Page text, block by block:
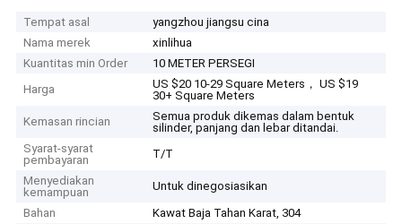
Tempat asal
yangzhou jiangsu cina
Nama merek
xinlihua
Kuantitas min Order
10 METER PERSEGI
Harga
US $20 10-29 Square Meters， US $19
30+ Square Meters
Kemasan rincian
Semua produk dikemas dalam bentuk
silinder, panjang dan lebar ditandai.
Syarat-syarat
pembayaran
T/T
Menyediakan
kemampuan
Untuk dinegosiasikan
Bahan
Kawat Baja Tahan Karat, 304